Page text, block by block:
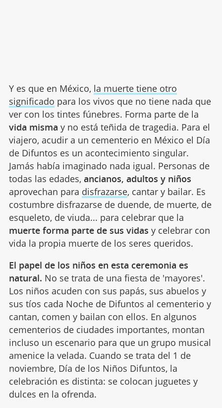
Y es que en México, la muerte tiene otro
significado para los vivos que no tiene nada que
ver con los tintes fúnebres. Forma parte de la
vida misma y no está teñida de tragedia. Para el
viajero, acudir a un cementerio en México el Día
de Difuntos es un acontecimiento singular.
Jamás había imaginado nada igual. Personas de
todas las edades, ancianos, adultos y niños
aprovechan para disfrazarse, cantar y bailar. Es
costumbre disfrazarse de duende, de muerte, de
esqueleto, de viuda... para celebrar que la
muerte forma parte de sus vidas y celebrar con
vida la propia muerte de los seres queridos.
El papel de los niños en esta ceremonia es
natural. No se trata de una fiesta de 'mayores'.
Los niños acuden con sus papás, sus abuelos y
sus tíos cada Noche de Difuntos al cementerio y
cantan, comen y bailan con ellos. En algunos
cementerios de ciudades importantes, montan
incluso un escenario para que un grupo musical
amenice la velada. Cuando se trata del 1 de
noviembre, Día de los Niños Difuntos, la
celebración es distinta: se colocan juguetes y
dulces en la ofrenda.